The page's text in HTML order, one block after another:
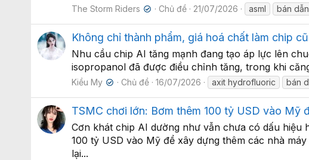
The Storm Riders ✔ Chủ đề 21/07/2026 asml bán dẫn
Không chỉ thành phẩm, giá hoá chất làm chip
Nhu cầu chip AI tăng mạnh đang tạo áp lực lên
isopropanol đã được điều chỉnh tăng, trong khi
Kiều My ✔ Chủ đề 16/07/2026 axit hydrofluoric bán
TSMC chơi lớn: Bơm thêm 100 tỷ USD vào Mỹ
Cơn khát chip AI dường như vẫn chưa có dấu hiệu
100 tỷ USD vào Mỹ để xây dựng thêm các nhà
lại...